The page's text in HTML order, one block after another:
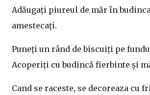
Adăugați piureul de măr în
amestecați.
Puneți un rând de biscuiți pe
Acoperiți cu budincă fierbinte și
Cand se raceste, se decoreaza cu